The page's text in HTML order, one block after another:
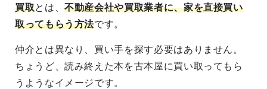
買取とは、不動産会社や買取業者に、家を直接買い
取ってもらう方法です。
仲介とは異なり、買い手を探す必要はありません。
ちょうど、読み終えた本を古本屋に買い取ってもら
うようなイメージです。